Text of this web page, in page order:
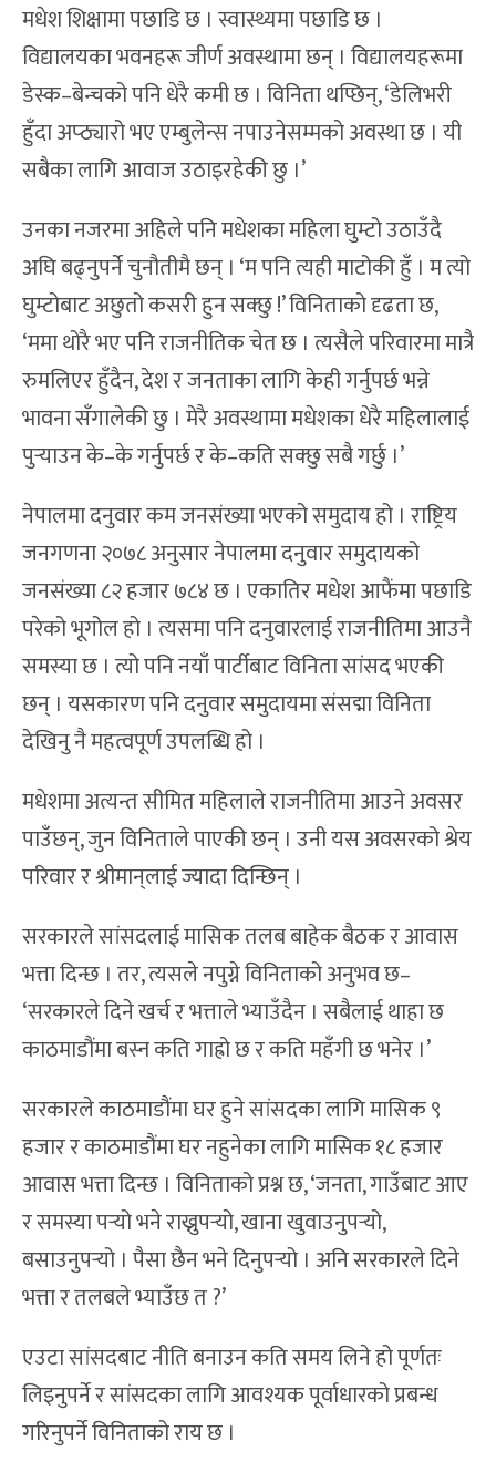
मधेश शिक्षामा पछाडि छ । स्वास्थ्यमा पछाडि छ ।
विद्यालयका भवनहरू जीर्ण अवस्थामा छन् । विद्यालयहरूमा
डेस्क–बेन्चको पनि धेरै कमी छ । विनिता थप्छिन्, ‘डेलिभरी
हुँदा अप्ठ्यारो भए एम्बुलेन्स नपाउनेसम्मको अवस्था छ । यी
सबैका लागि आवाज उठाइरहेकी छु ।’
उनका नजरमा अहिले पनि मधेशका महिला घुम्टो उठाउँदै
अघि बढ्नुपर्ने चुनौतीमै छन् । ‘म पनि त्यही माटोकी हुँ । म त्यो
घुम्टोबाट अछुतो कसरी हुन सक्छु !’ विनिताको दृढता छ,
‘ममा थोरै भए पनि राजनीतिक चेत छ । त्यसैले परिवारमा मात्रै
रुमलिएर हुँदैन, देश र जनताका लागि केही गर्नुपर्छ भन्ने
भावना सँगालेकी छु । मेरै अवस्थामा मधेशका धेरै महिलालाई
पुर्‍याउन के–के गर्नुपर्छ र के–कति सक्छु सबै गर्छु ।’
नेपालमा दनुवार कम जनसंख्या भएको समुदाय हो । राष्ट्रिय
जनगणना २०७८ अनुसार नेपालमा दनुवार समुदायको
जनसंख्या ८२ हजार ७८४ छ । एकातिर मधेश आफैंमा पछाडि
परेको भूगोल हो । त्यसमा पनि दनुवारलाई राजनीतिमा आउनै
समस्या छ । त्यो पनि नयाँ पार्टीबाट विनिता सांसद भएकी
छन् । यसकारण पनि दनुवार समुदायमा संसद्मा विनिता
देखिनु नै महत्वपूर्ण उपलब्धि हो ।
मधेशमा अत्यन्त सीमित महिलाले राजनीतिमा आउने अवसर
पाउँछन्, जुन विनिताले पाएकी छन् । उनी यस अवसरको श्रेय
परिवार र श्रीमान‍्लाई ज्यादा दिन्छिन् ।
सरकारले सांसदलाई मासिक तलब बाहेक बैठक र आवास
भत्ता दिन्छ । तर, त्यसले नपुग्ने विनिताको अनुभव छ–
‘सरकारले दिने खर्च र भत्ताले भ्याउँदैन । सबैलाई थाहा छ
काठमाडौंमा बस्न कति गाह्रो छ र कति महँगी छ भनेर ।’
सरकारले काठमाडौंमा घर हुने सांसदका लागि मासिक ९
हजार र काठमाडौंमा घर नहुनेका लागि मासिक १८ हजार
आवास भत्ता दिन्छ । विनिताको प्रश्न छ, ‘जनता, गाउँबाट आए
र समस्या पर्‍यो भने राख्नुपर्‍यो, खाना खुवाउनुपर्‍यो,
बसाउनुपर्‍यो । पैसा छैन भने दिनुपर्‍यो । अनि सरकारले दिने
भत्ता र तलबले भ्याउँछ त ?’
एउटा सांसदबाट नीति बनाउन कति समय लिने हो पूर्णतः
लिइनुपर्ने र सांसदका लागि आवश्यक पूर्वाधारको प्रबन्ध
गरिनुपर्ने विनिताको राय छ ।